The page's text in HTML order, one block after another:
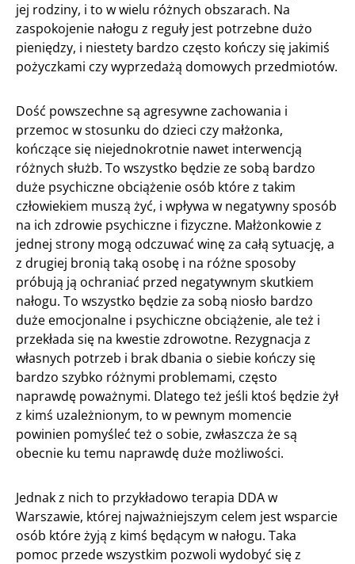
jej rodziny, i to w wielu różnych obszarach. Na
zaspokojenie nałogu z reguły jest potrzebne dużo
pieniędzy, i niestety bardzo często kończy się jakimiś
pożyczkami czy wyprzedażą domowych przedmiotów.
Dość powszechne są agresywne zachowania i
przemoc w stosunku do dzieci czy małżonka,
kończące się niejednokrotnie nawet interwencją
różnych służb. To wszystko będzie ze sobą bardzo
duże psychiczne obciążenie osób które z takim
człowiekiem muszą żyć, i wpływa w negatywny sposób
na ich zdrowie psychiczne i fizyczne. Małżonkowie z
jednej strony mogą odczuwać winę za całą sytuację, a
z drugiej bronią taką osobę i na różne sposoby
próbują ją ochraniać przed negatywnym skutkiem
nałogu. To wszystko będzie za sobą niosło bardzo
duże emocjonalne i psychiczne obciążenie, ale też i
przekłada się na kwestie zdrowotne. Rezygnacja z
własnych potrzeb i brak dbania o siebie kończy się
bardzo szybko różnymi problemami, często
naprawdę poważnymi. Dlatego też jeśli ktoś będzie żył
z kimś uzależnionym, to w pewnym momencie
powinien pomyśleć też o sobie, zwłaszcza że są
obecnie ku temu naprawdę duże możliwości.
Jednak z nich to przykładowo terapia DDA w
Warszawie, której najważniejszym celem jest wsparcie
osób które żyją z kimś będącym w nałogu. Taka
pomoc przede wszystkim pozwoli wydobyć się z